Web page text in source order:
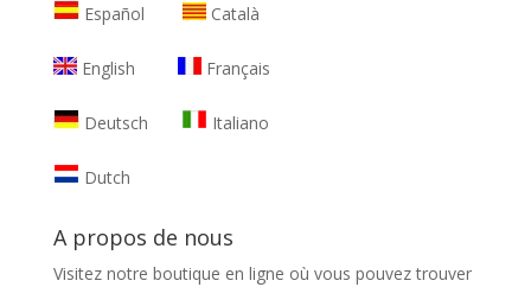
Español Català
English Français
Deutsch Italiano
Dutch
A propos de nous
Visitez notre boutique en ligne où vous pouvez trouver